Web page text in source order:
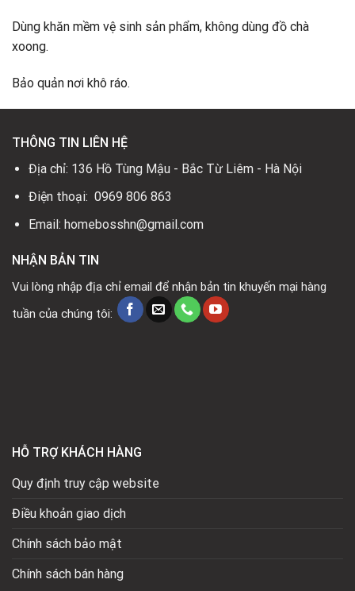
Dùng khăn mềm vệ sinh sản phẩm, không dùng đồ chà
xoong.
Bảo quản nơi khô ráo.
THÔNG TIN LIÊN HỆ
Địa chỉ: 136 Hồ Tùng Mậu - Bắc Từ Liêm - Hà Nội
Điện thoại: 0969 806 863
Email: homebosshn@gmail.com
NHẬN BẢN TIN
Vui lòng nhập địa chỉ email để nhận bản tin khuyến mại hàng
tuần của chúng tôi:
HỖ TRỢ KHÁCH HÀNG
Quy định truy cập website
Điều khoản giao dịch
Chính sách bảo mật
Chính sách bán hàng